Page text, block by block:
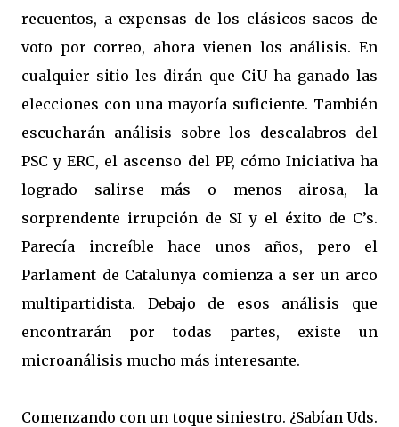
recuentos, a expensas de los clásicos sacos de
voto por correo, ahora vienen los análisis. En
cualquier sitio les dirán que CiU ha ganado las
elecciones con una mayoría suficiente. También
escucharán análisis sobre los descalabros del
PSC y ERC, el ascenso del PP, cómo Iniciativa ha
logrado salirse más o menos airosa, la
sorprendente irrupción de SI y el éxito de C’s.
Parecía increíble hace unos años, pero el
Parlament de Catalunya comienza a ser un arco
multipartidista. Debajo de esos análisis que
encontrarán por todas partes, existe un
microanálisis mucho más interesante.
Comenzando con un toque siniestro. ¿Sabían Uds.